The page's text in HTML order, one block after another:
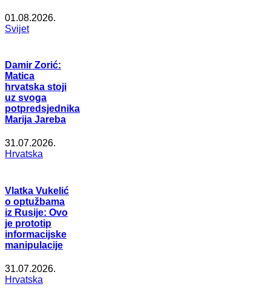
01.08.2026.
Svijet
Damir Zorić:
Matica
hrvatska stoji
uz svoga
potpredsjednika
Marija Jareba
31.07.2026.
Hrvatska
Vlatka Vukelić
o optužbama
iz Rusije: Ovo
je prototip
informacijske
manipulacije
31.07.2026.
Hrvatska